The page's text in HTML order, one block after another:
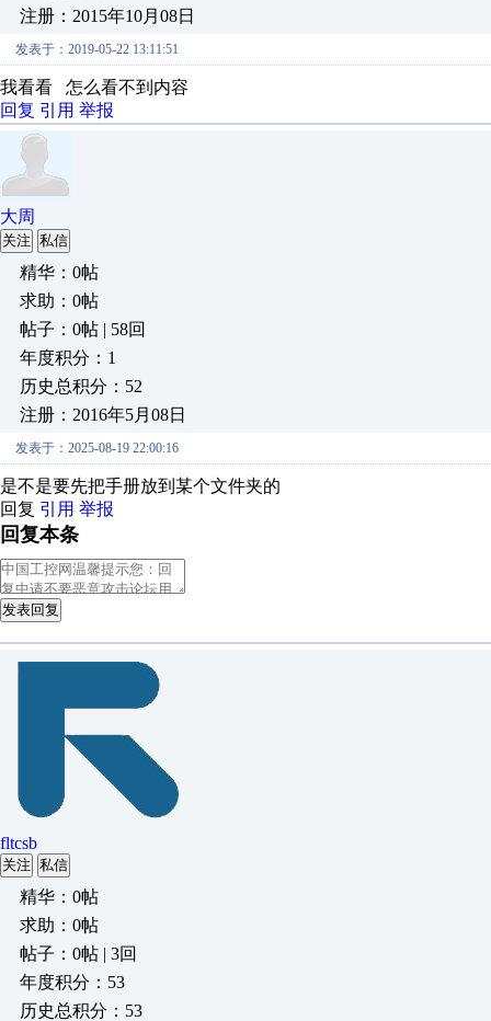
注册：2015年10月08日
发表于：2019-05-22 13:11:51
我看看 怎么看不到内容
回复 引用 举报
大周
关注 私信
精华：0帖
求助：0帖
帖子：0帖 | 58回
年度积分：1
历史总积分：52
注册：2016年5月08日
发表于：2025-08-19 22:00:16
是不是要先把手册放到某个文件夹的
回复 引用 举报
回复本条
发表回复
fltcsb
关注 私信
精华：0帖
求助：0帖
帖子：0帖 | 3回
年度积分：53
历史总积分：53